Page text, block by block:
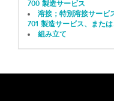
700 製造サービス
溶接；特別溶接サービ
701 製造サービス、また
組み立て